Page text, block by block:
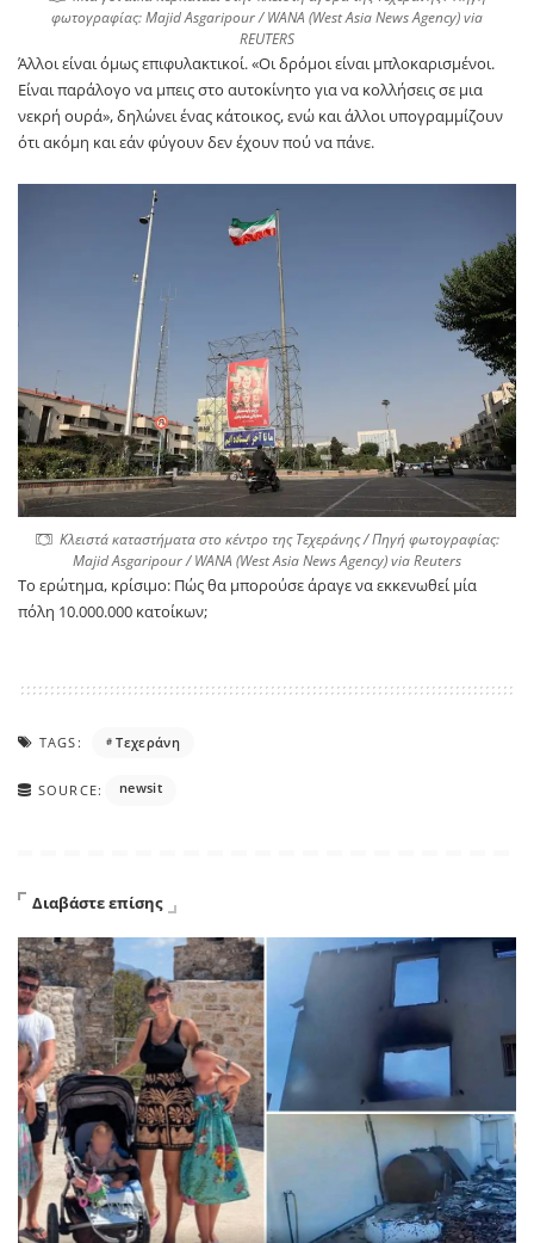
φωτογραφίας: Majid Asgaripour / WANA (West Asia News Agency) via
REUTERS
Άλλοι είναι όμως επιφυλακτικοί. «Οι δρόμοι είναι μπλοκαρισμένοι.
Είναι παράλογο να μπεις στο αυτοκίνητο για να κολλήσεις σε μια
νεκρή ουρά», δηλώνει ένας κάτοικος, ενώ και άλλοι υπογραμμίζουν
ότι ακόμη και εάν φύγουν δεν έχουν πού να πάνε.
Κλειστά καταστήματα στο κέντρο της Τεχεράνης / Πηγή φωτογραφίας:
Majid Asgaripour / WANA (West Asia News Agency) via Reuters
Το ερώτημα, κρίσιμο: Πώς θα μπορούσε άραγε να εκκενωθεί μία
πόλη 10.000.000 κατοίκων;
TAGS: Τεχεράνη
SOURCE: newsit
Διαβάστε επίσης